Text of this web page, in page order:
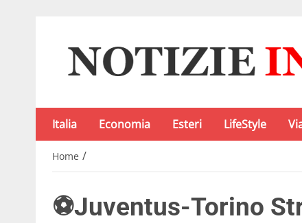
Italia Economia Esteri LifeStyle
Home /
⚽Juventus-Torino